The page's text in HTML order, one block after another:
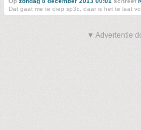
Dat gaat me te diep sp3c, daar is het te laat
▼ Advertentie